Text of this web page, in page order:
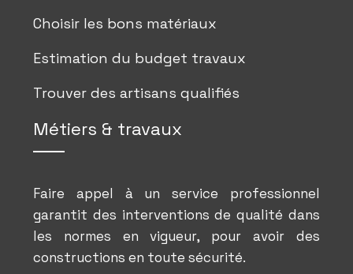
Choisir les bons matériaux
Estimation du budget travaux
Trouver des artisans qualifiés
Métiers & travaux
Faire appel à un service professionnel
garantit des interventions de qualité dans
les normes en vigueur, pour avoir des
constructions en toute sécurité.